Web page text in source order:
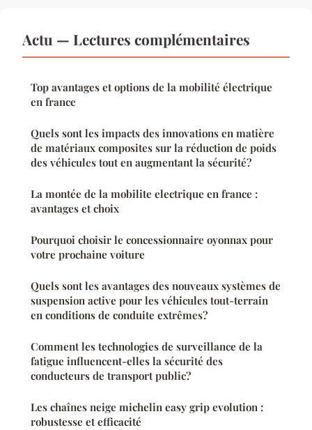
Actu — Lectures complémentaires
Top avantages et options de la mobilité électrique
en france
Quels sont les impacts des innovations en matière
de matériaux composites sur la réduction de poids
des véhicules tout en augmentant la sécurité?
La montée de la mobilite electrique en france :
avantages et choix
Pourquoi choisir le concessionnaire oyonnax pour
votre prochaine voiture
Quels sont les avantages des nouveaux systèmes de
suspension active pour les véhicules tout-terrain
en conditions de conduite extrêmes?
Comment les technologies de surveillance de la
fatigue influencent-elles la sécurité des
conducteurs de transport public?
Les chaînes neige michelin easy grip evolution :
robustesse et efficacité